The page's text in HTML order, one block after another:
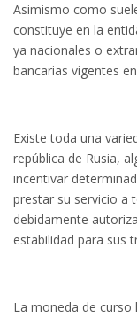
Asimismo como
constituye en la
ya nacionales o
bancarias vigentes
Existe toda una
república de Rusia,
incentivar
prestar su servicio a
debidamente
estabilidad para sus
La moneda de curso